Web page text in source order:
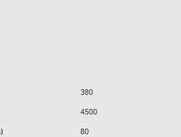
380
4500
80